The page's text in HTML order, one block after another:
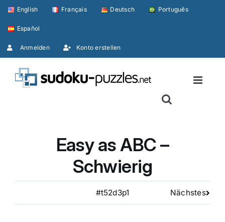
Skip
content
English Français Deutsch Português
Español
Anmelden Konto erstellen
Easy as ABC –
Schwierig
#t52d3p1 Nächstes